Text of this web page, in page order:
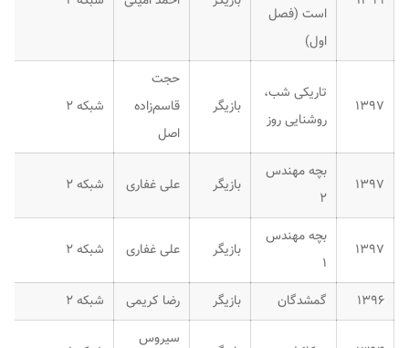
است (فصل
اول)
۱۳۹۷
تاریکی شب،
روشنایی روز
بازیگر
حجت
قاسم‌زاده
اصل
شبکه ۲
۱۳۹۷
بچه مهندس
۲
بازیگر علی غفاری شبکه ۲
۱۳۹۷
بچه مهندس
۱
بازیگر علی غفاری شبکه ۲
۱۳۹۶ گمشدگان بازیگر رضا کریمی شبکه ۲
سیروس